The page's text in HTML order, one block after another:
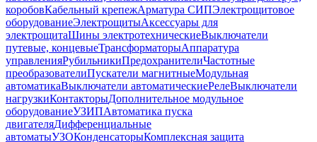
коробовКабельный крепежАрматура СИПЭлектрощитовое
оборудованиеЭлектрощитыАксессуары для
электрощитаШины электротехническиеВыключатели
путевые, концевыеТрансформаторыАппаратура
управленияРубильникиПредохранителиЧастотные
преобразователиПускатели магнитныеМодульная
автоматикаВыключатели автоматическиеРелеВыключатели
нагрузкиКонтакторыДополнительное модульное
оборудованиеУЗИПАвтоматика пуска
двигателяДифференциальные
автоматыУЗОКонденсаторыКомплексная защита